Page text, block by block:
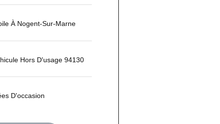
À Nogent-Sur-Marne
Hors D'usage 94130
D'occasion